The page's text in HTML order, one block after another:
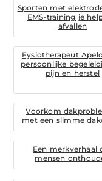
Sporten met
EMS-training je
afvallen
Fysiotherapeut
persoonlijke
pijn en herstel
Voorkom
met een slimme
Een merkverhaal
mensen